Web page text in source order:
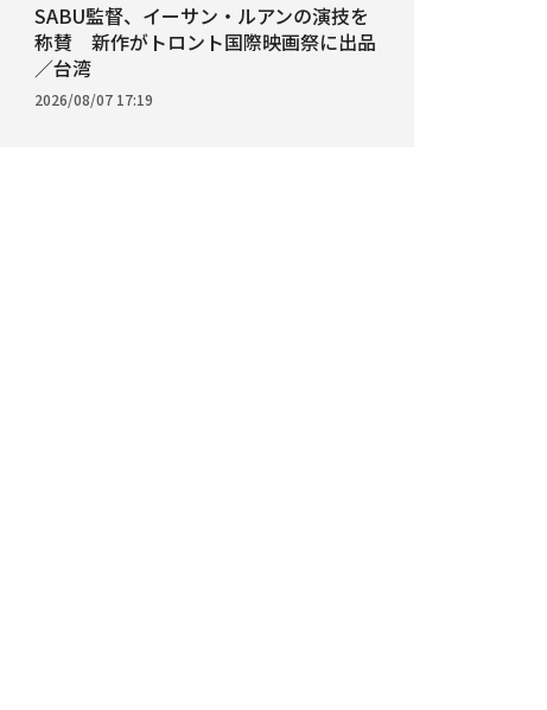
SABU監督、イーサン・ルアンの演技を
称賛 新作がトロント国際映画祭に出品
／台湾
2026/08/07 17:19